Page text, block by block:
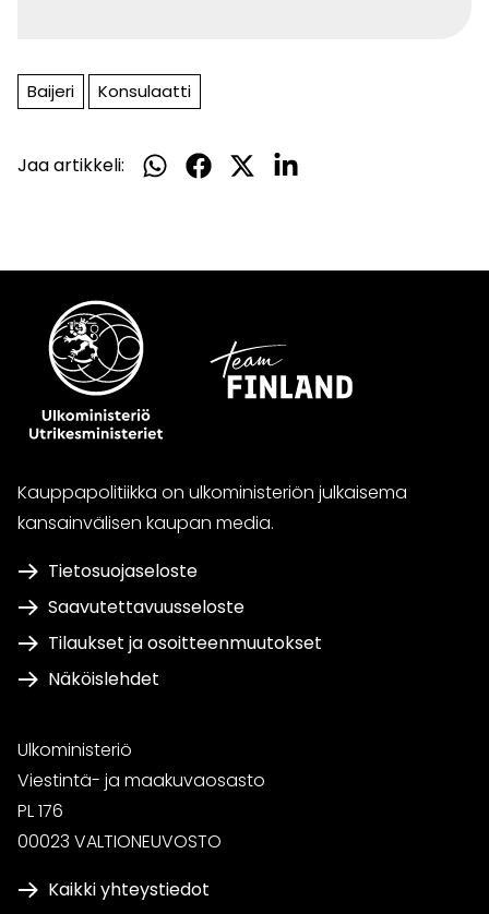
Baijeri Konsulaatti
Jaa artikkeli:
Jaa
Jaa
Jaa
Jaa
Kauppapolitiikka on ulkoministeriön julkaisema
kansainvälisen kaupan media.
Tietosuojaseloste
Saavutettavuusseloste
Tilaukset ja osoitteenmuutokset
Näköislehdet
Ulkoministeriö
Viestintä- ja maakuvaosasto
PL 176
00023 VALTIONEUVOSTO
Kaikki yhteystiedot